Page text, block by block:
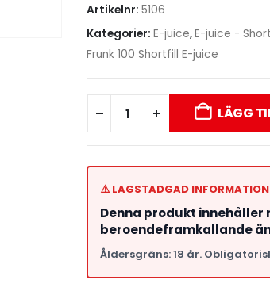
Artikelnr: 5106
Kategorier: E-juice,E-juice -
Frunk 100 Shortfill E-juice
LÄGG
⚠️ LAGSTADGAD INFORMATION
Denna produkt innehåller
beroendeframkallande
Åldersgräns: 18 år.